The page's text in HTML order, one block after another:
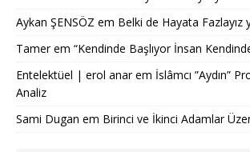
Aykan ŞENSÖZ em Belki de Hayata Fazlayız
Tamerem “Kendinde Başlıyor İnsan
Entelektüel | erol anarem İslâmcı ”Aydın”
Analiz
Sami Dugan em Birinci ve İkinci Adamlar